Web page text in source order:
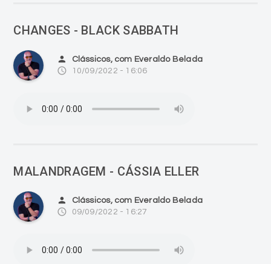
CHANGES - BLACK SABBATH
person Clássicos, com Everaldo Belada
access_time 10/09/2022 - 16:06
MALANDRAGEM - CÁSSIA ELLER
person Clássicos, com Everaldo Belada
access_time 09/09/2022 - 16:27